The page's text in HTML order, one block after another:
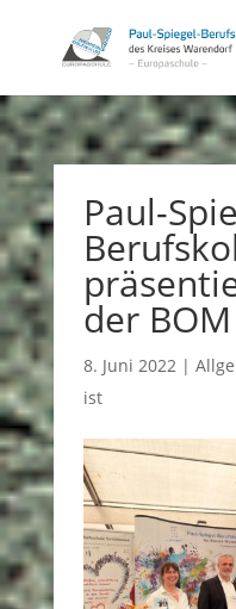
Paul-
der
8. Juni 2022|
ist